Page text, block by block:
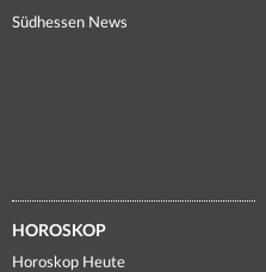
Südhessen News
HOROSKOP
Horoskop Heute